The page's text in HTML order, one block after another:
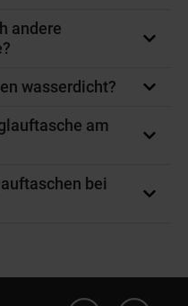
andere
wasserdicht?
am
bei
Instagram